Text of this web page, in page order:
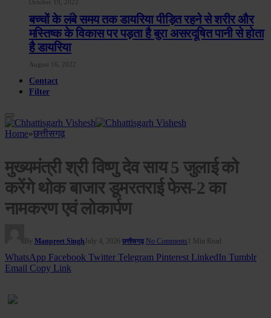
October 19, 2022
बच्चों के लंबे समय तक डायरिया पीड़ित रहने से शरीर और
मस्तिष्क के विकास पर पड़ता है बुरा असरदूषित पानी से होता
है डायरिया
August 16, 2022
Contact
Filter
Home»छत्तीसगढ़
मुख्यमंत्री श्री विष्णु देव साय 5 जुलाई को
करेंगे थोक बाजार डूमरतराई फेस-2 का
नामकरण एवं लोकार्पण
By Manpreet Singh July 4, 2026 छत्तीसगढ़ No Comments 1 Min Read
WhatsApp Facebook Twitter Telegram Pinterest LinkedIn Tumblr
Email Copy Link